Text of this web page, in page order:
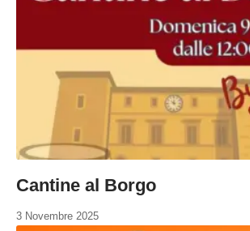
Cantine al Borgo
3 Novembre 2025